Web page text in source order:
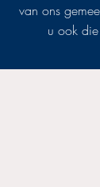
van ons
u ook